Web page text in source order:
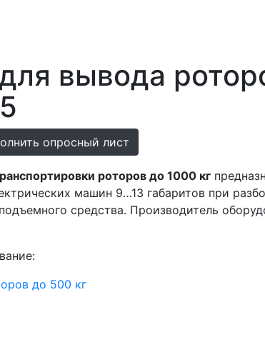
вывода
опросный лист
роторов до 1000 кг
машин 9…13 габаритов при
средства. Производитель
до 500 кг